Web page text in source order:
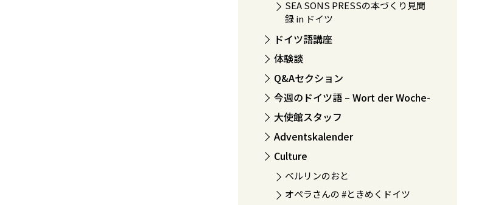
SEA SONS PRESSの本づくり見聞
録 in ドイツ
ドイツ語講座
体験談
Q&Aセクション
今週のドイツ語 – Wort der Woche-
大使館スタッフ
Adventskalender
Culture
ベルリンのおと
オペラさんの #ときめくドイツ